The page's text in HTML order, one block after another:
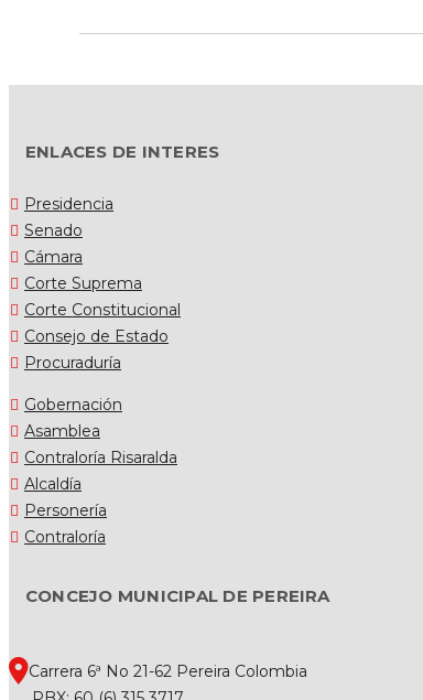
ENLACES DE INTERES
Presidencia
Senado
Cámara
Corte Suprema
Corte Constitucional
Consejo de Estado
Procuraduría
Gobernación
Asamblea
Contraloría Risaralda
Alcaldía
Personería
Contraloría
CONCEJO MUNICIPAL DE PEREIRA
Carrera 6ª No 21-62 Pereira Colombia